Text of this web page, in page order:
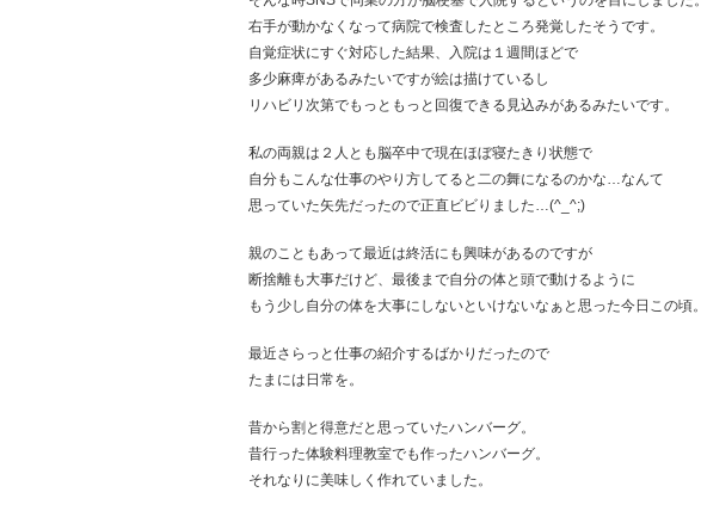
右手が動かなくなって病院で検査したところ発覚したそうです。
自覚症状にすぐ対応した結果、入院は１週間ほどで
多少麻痺があるみたいですが絵は描けているし
リハビリ次第でもっともっと回復できる見込みがあるみたいです。
私の両親は２人とも脳卒中で現在ほぼ寝たきり状態で
自分もこんな仕事のやり方してると二の舞になるのかな…なんて
思っていた矢先だったので正直ビビりました…(^_^;)
親のこともあって最近は終活にも興味があるのですが
断捨離も大事だけど、最後まで自分の体と頭で動けるように
もう少し自分の体を大事にしないといけないなぁと思った今日この頃。
最近さらっと仕事の紹介するばかりだったので
たまには日常を。
昔から割と得意だと思っていたハンバーグ。
昔行った体験料理教室でも作ったハンバーグ。
それなりに美味しく作れていました。